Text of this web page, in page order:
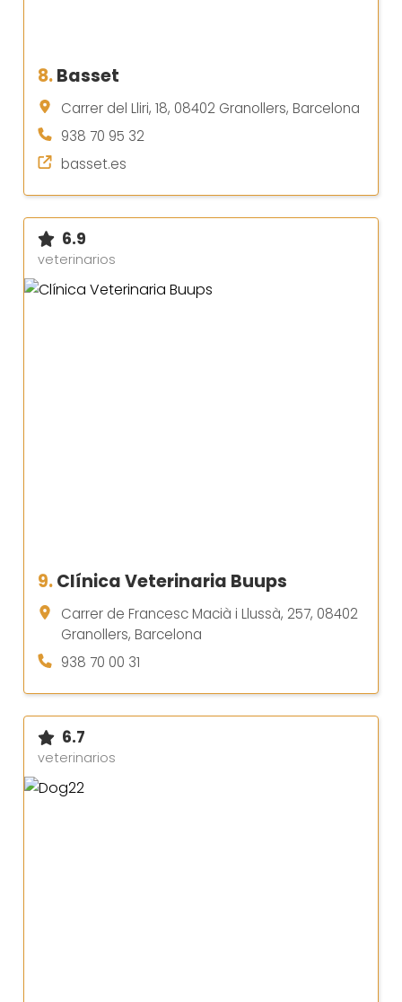
8.Basset
Carrer del Lliri, 18, 08402 Granollers, Barcelona
938 70 95 32
basset.es
6.9
veterinarios
9.Clínica Veterinaria Buups
Carrer de Francesc Macià i Llussà, 257, 08402
Granollers, Barcelona
938 70 00 31
6.7
veterinarios